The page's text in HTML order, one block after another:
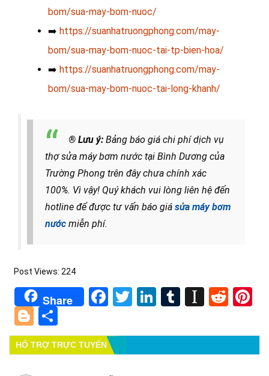
bom/sua-may-bom-nuoc/
➡️ https://suanhatruongphong.com/may-
bom/sua-may-bom-nuoc-tai-tp-bien-hoa/
➡️ https://suanhatruongphong.com/may-
bom/sua-may-bom-nuoc-tai-long-khanh/
® Lưu ý: Bảng báo giá chi phí dịch vụ
thợ sửa máy bơm nước tại Bình Dương của
Trường Phong trên đây chưa chính xác
100%. Vì vậy! Quý khách vui lòng liên hệ đến
hotline để được tư vấn báo giá sửa máy bơm
nước miễn phí.
Post Views: 224
Share Facebook
TwitterLinkedIn
Tumblr
Blogger
HỔ TRỢ TRỰC TUYẾN